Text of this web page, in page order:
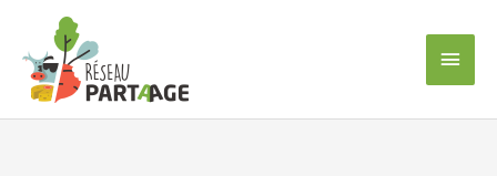
contenu